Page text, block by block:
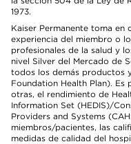
1973.
Kaiser Permanente toma en
experiencia del miembro o
profesionales de la salud y
nivel Silver del Mercado de
todos los demás productos
Foundation Health Plan). Es
otras, el rendimiento de
Information Set (HEDIS)/
Providers and Systems
miembros/pacientes, las
medidas de calidad del